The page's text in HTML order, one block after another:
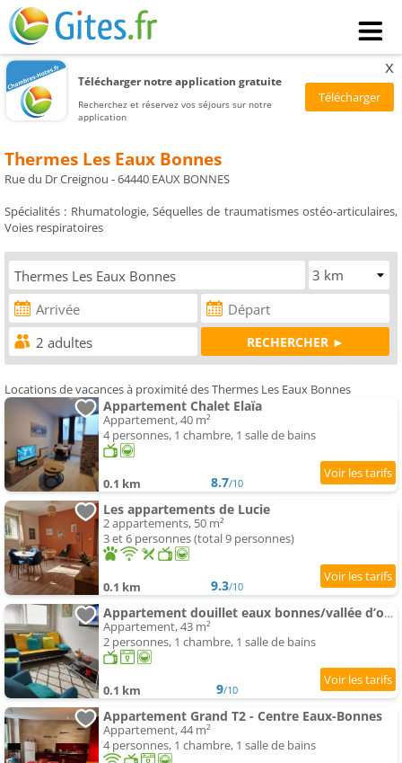
Télécharger notre application gratuite
Recherchez et réservez vos séjours sur notre
application
x
Thermes Les Eaux Bonnes
Rue du Dr Creignou - 64440 EAUX BONNES
Spécialités : Rhumatologie, Séquelles de traumatismes ostéo-articulaires,
Voies respiratoires
Locations de vacances à proximité des Thermes Les Eaux Bonnes
Appartement Chalet Elaïa
Appartement, 40 m²
4 personnes, 1 chambre, 1 salle de bains
0.1 km 8.7/10
Les appartements de Lucie
2 appartements, 50 m²
3 et 6 personnes (total 9 personnes)
0.1 km 9.3/10
Appartement douillet eaux bonnes/vallée d’ossau
Appartement, 43 m²
2 personnes, 1 chambre, 1 salle de bains
0.1 km 9/10
Appartement Grand T2 - Centre Eaux-Bonnes
Appartement, 44 m²
4 personnes, 1 chambre, 1 salle de bains